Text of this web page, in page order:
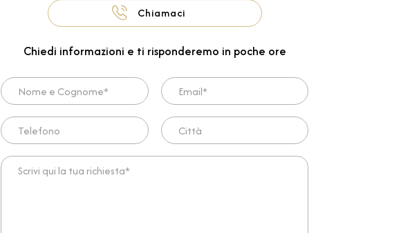
Chiamaci
Chiedi informazioni e ti risponderemo in poche ore
Nome e Cognome* Email*
Telefono Città
Scrivi qui la tua richiesta*